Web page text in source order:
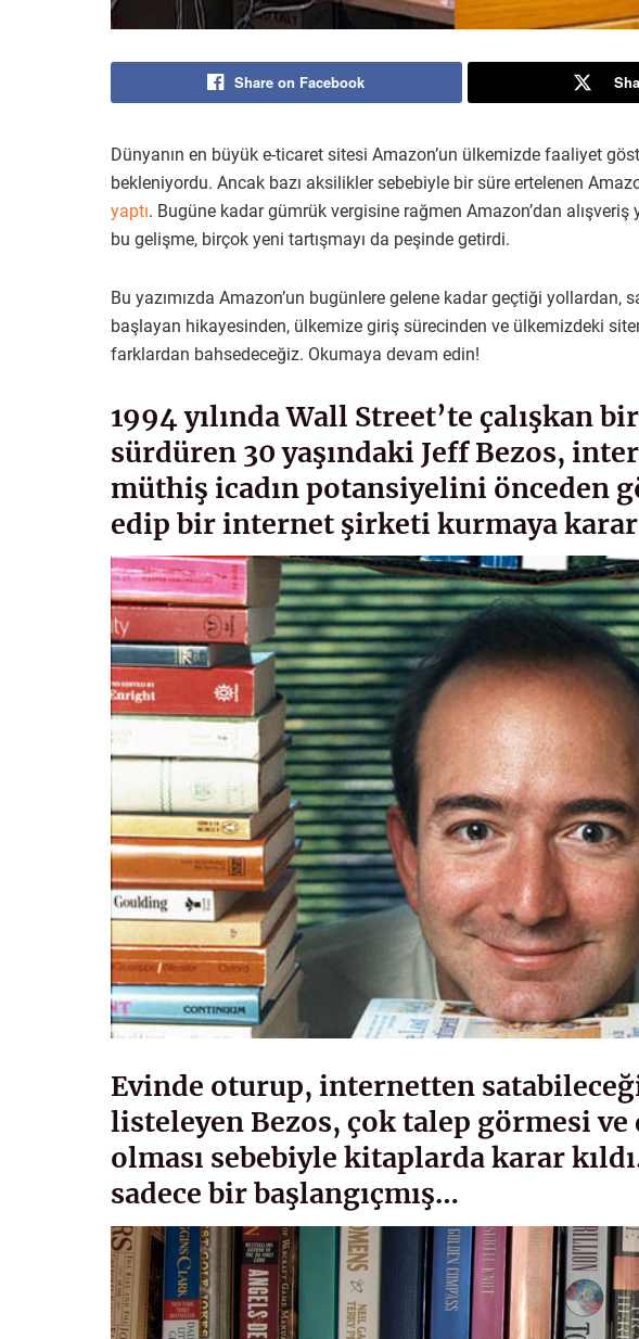
Share on Facebook
Dünyanın en büyük e-ticaret sitesi Amazon’un ülkemizde faaliyet
bekleniyordu. Ancak bazı aksilikler sebebiyle bir süre ertelenen
yaptı. Bugüne kadar gümrük vergisine rağmen Amazon’dan
bu gelişme, birçok yeni tartışmayı da peşinde getirdi.
Bu yazımızda Amazon’un bugünlere gelene kadar geçtiği yollardan,
başlayan hikayesinden, ülkemize giriş sürecinden ve ülkemizdeki
farklardan bahsedeceğiz. Okumaya devam edin!
1994 yılında Wall Street’te çalışkan
sürdüren 30 yaşındaki Jeff Bezos,
müthiş icadın potansiyelini önceden
edip bir internet şirketi kurmaya
Evinde oturup, internetten
listeleyen Bezos, çok talep görmesi
olması sebebiyle kitaplarda karar
sadece bir başlangıçmış…